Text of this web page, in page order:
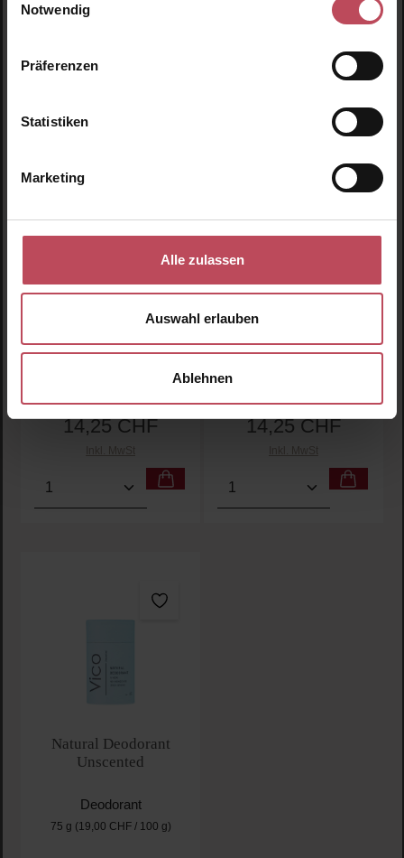
Notwendig
Präferenzen
Statistiken
Marketing
Alle zulassen
Auswahl erlauben
Ablehnen
Inkl. MwSt
Natural Deodorant
Pina Colada
Regulärer Preis:
14,25 CHF
Produkt Anzahl: Gib den gewünschten Wert ein
Natural Deodorant
Sweet Peach & Nectar
Regulärer Preis:
14,25 CHF
Produkt Anzahl: Gib
Natural Deodorant
Unscented
Deodorant
75 g (19,00 CHF / 100 g)